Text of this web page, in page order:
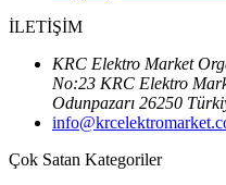
İLETİŞİM
KRC Elektro Market
No:23 KRC Elektro
Odunpazarı 26250
Çok Satan Kategoriler